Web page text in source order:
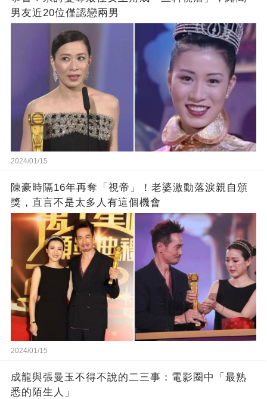
男友近20位僅認戀兩男
2024/01/15
陳豪時隔16年再奪「視帝」！老婆激動落淚親自頒
獎，直言不是太多人有這個機會
2024/01/15
成龍與張曼玉不得不說的二三事：電影圈中「最熟
悉的陌生人」